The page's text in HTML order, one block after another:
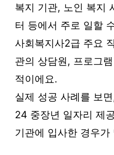
복지 기관, 노인 복지
터 등에서 주로 일할
사회복지사2급 주요
관의 상담원, 프로그
적이에요.
실제 성공 사례를 보
24 중장년 일자리 제
기관에 입사한 경우가